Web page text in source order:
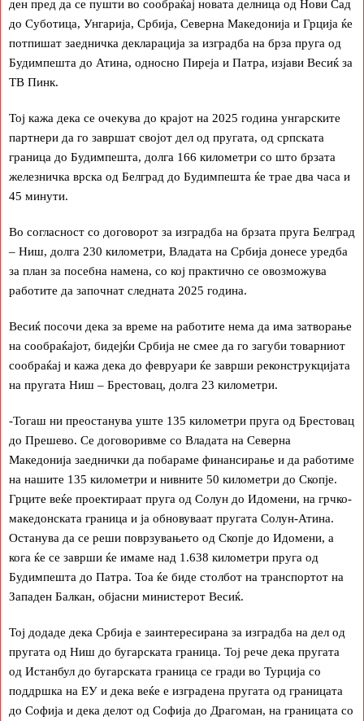
ден пред да се пушти во сообраќај новата делница од Нови Сад
до Суботица, Унгарија, Србија, Северна Македонија и Грција ќе
потпишат заедничка декларација за изградба на брза пруга од
Будимпешта до Атина, односно Пиреја и Патра, изјави Весиќ за
ТВ Пинк.
Тој кажа дека се очекува до крајот на 2025 година унгарските
партнери да го завршат својот дел од пругата, од српската
граница до Будимпешта, долга 166 километри со што брзата
железничка врска од Белград до Будимпешта ќе трае два часа и
45 минути.
Во согласност со договорот за изградба на брзата пруга Белград
– Ниш, долга 230 километри, Владата на Србија донесе уредба
за план за посебна намена, со кој практично се овозможува
работите да започнат следната 2025 година.
Весиќ посочи дека за време на работите нема да има затворање
на сообраќајот, бидејќи Србија не смее да го загуби товарниот
сообраќај и кажа дека до февруари ќе заврши реконструкцијата
на пругата Ниш – Брестовац, долга 23 километри.
-Тогаш ни преостанува уште 135 километри пруга од Брестовац
до Прешево. Се договоривме со Владата на Северна
Македонија заеднички да побараме финансирање и да работиме
на нашите 135 километри и нивните 50 километри до Скопје.
Грците веќе проектираат пруга од Солун до Идомени, на грчко-
македонската граница и ја обновуваат пругата Солун-Атина.
Останува да се реши поврзувањето од Скопје до Идомени, а
кога ќе се заврши ќе имаме над 1.638 километри пруга од
Будимпешта до Патра. Тоа ќе биде столбот на транспортот на
Западен Балкан, објасни министерот Весиќ.
Тој додаде дека Србија е заинтересирана за изградба на дел од
пругата од Ниш до бугарската граница. Тој рече дека пругата
од Истанбул до бугарската граница се гради во Турција со
поддршка на ЕУ и дека веќе е изградена пругата од границата
до Софија и дека делот од Софија до Драгоман, на границата со